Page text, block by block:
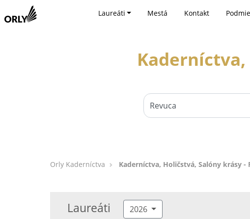
Laureáti Mestá Kontakt
Kaderníctva,
Orly Kaderníctva Kaderníctva, Holičstvá, Salóny krásy -
Laureáti 2026